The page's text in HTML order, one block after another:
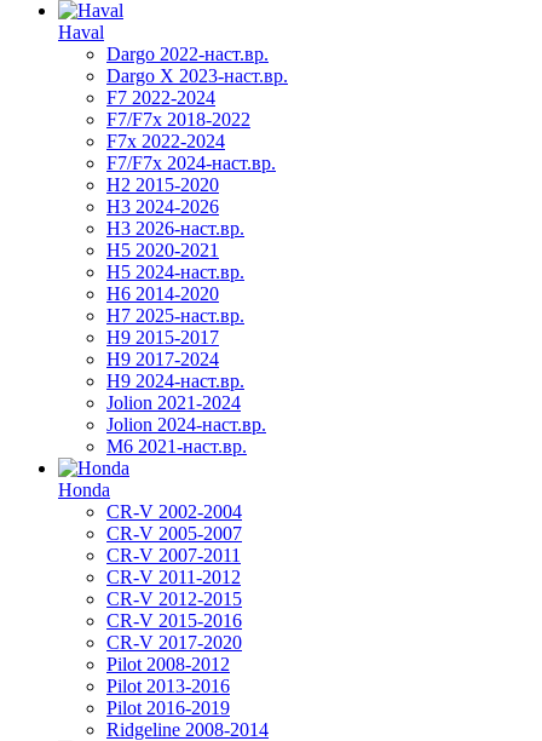
Haval
Dargo 2022-наст.вр.
Dargo X 2023-наст.вр.
F7 2022-2024
F7/F7x 2018-2022
F7x 2022-2024
F7/F7x 2024-наст.вр.
H2 2015-2020
H3 2024-2026
H3 2026-наст.вр.
H5 2020-2021
H5 2024-наст.вр.
H6 2014-2020
H7 2025-наст.вр.
H9 2015-2017
H9 2017-2024
H9 2024-наст.вр.
Jolion 2021-2024
Jolion 2024-наст.вр.
М6 2021-наст.вр.
Honda
CR-V 2002-2004
CR-V 2005-2007
CR-V 2007-2011
CR-V 2011-2012
CR-V 2012-2015
CR-V 2015-2016
CR-V 2017-2020
Pilot 2008-2012
Pilot 2013-2016
Pilot 2016-2019
Ridgeline 2008-2014